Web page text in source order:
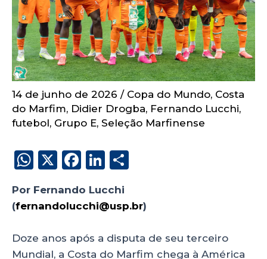
14 de junho de 2026 / Copa do Mundo, Costa
do Marfim, Didier Drogba, Fernando Lucchi,
futebol, Grupo E, Seleção Marfinense
W
a
ts
A
X
F
c
e
b
Li
k
e
dI
a
re
Por Fernando Lucchi
(fernandolucchi@usp.br)
Doze anos após a disputa de seu terceiro
Mundial, a Costa do Marfim chega à América